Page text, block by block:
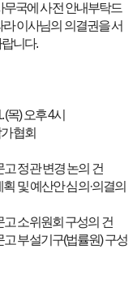
무국에 사전 안내부탁드
이사님의 의결권을 서
니다.
(목) 오후 4시
협회
관 변경 논의 건
및 예산안 심의·의결의
소위원회 구성의 건
부설기구(법률원) 구성